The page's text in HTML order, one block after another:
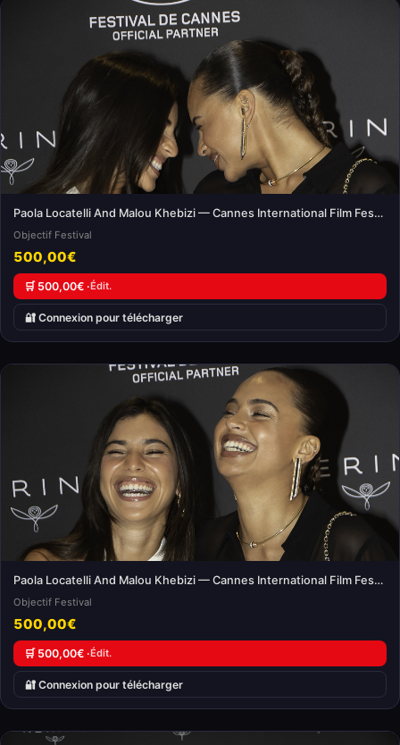
Paola Locatelli And Malou Khebizi — Cannes International Film Festival
Objectif Festival
500,00€
🛒 500,00€ ·Édit.
🔐 Connexion pour télécharger
Paola Locatelli And Malou Khebizi — Cannes International Film Festival
Objectif Festival
500,00€
🛒 500,00€ ·Édit.
🔐 Connexion pour télécharger